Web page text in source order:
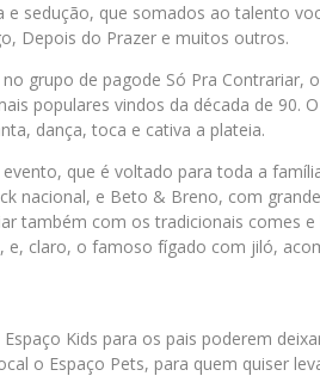
e sedução, que somados ao talento
Depois do Prazer e muitos outros.
grupo de pagode Só Pra Contrariar,
populares vindos da década de 90.
dança, toca e cativa a plateia.
que é voltado para toda a
nacional, e Beto & Breno, com
também com os tradicionais comes
e, claro, o famoso fígado com jiló,
Kids para os pais poderem
o Espaço Pets, para quem quiser